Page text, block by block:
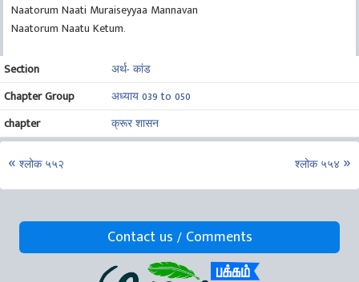
Naatorum Naati Muraiseyyaa Mannavan
Naatorum Naatu Ketum.
Section
अर्थ- कांड
Chapter Group
अध्याय 039 to 050
chapter
क्रूर शासन
श्लोक ५५२ श्लोक ५५४
Contact us / Comments